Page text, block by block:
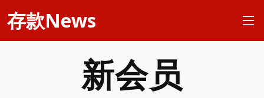
存款News
新会员